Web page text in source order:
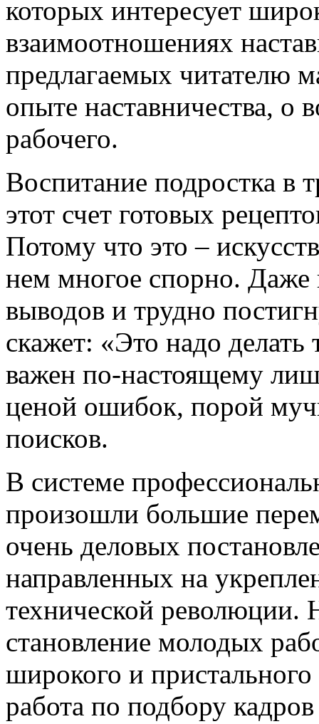
которых интересует
взаимоотношениях
предлагаемых читателю
опыте наставничества, о
рабочего.
Воспитание подростка в
этот счет готовых
Потому что это –
нем многое спорно.
выводов и трудно
скажет: «Это надо
важен по-настоящему
ценой ошибок, порой
поисков.
В системе
произошли большие
очень деловых
направленных на
технической революции.
становление молодых
широкого и
работа по подбору